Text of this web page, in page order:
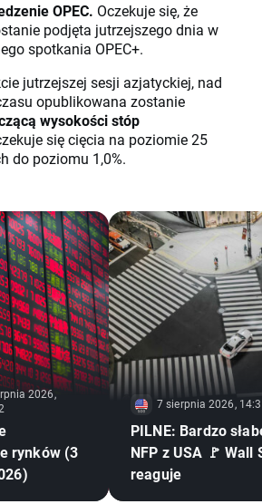
OPEC. Oczekuje się, że
podjęta jutrzejszego dnia w
spotkania OPEC+.
jutrzejszej sesji azjatyckiej, nad
opublikowana zostanie
wysokości stóp
się cięcia na poziomie 25
do poziomu 1,0%.
2026,
rynków (3
7 sierpnia 2026,
PILNE: Bardzo
NFP z USA 🚩 Wall
reaguje